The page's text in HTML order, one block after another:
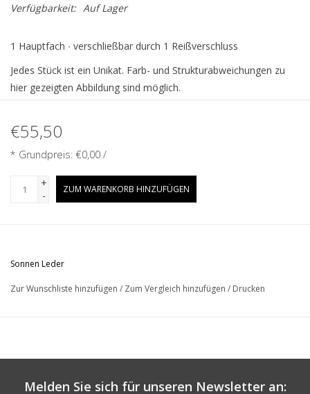
Verfügbarkeit: Auf Lager
1 Hauptfach ∙ verschließbar durch 1 Reißverschluss
Jedes Stück ist ein Unikat. Farb- und Strukturabweichungen zu
hier gezeigten Abbildung sind möglich.
€55,50
* Grundpreis: €0,00 /
+
-
ZUM WARENKORB HINZUFÜGEN
Sonnen Leder
Zur Wunschliste hinzufügen / Zum Vergleich hinzufügen / Drucken
Melden Sie sich für unseren Newsletter an: